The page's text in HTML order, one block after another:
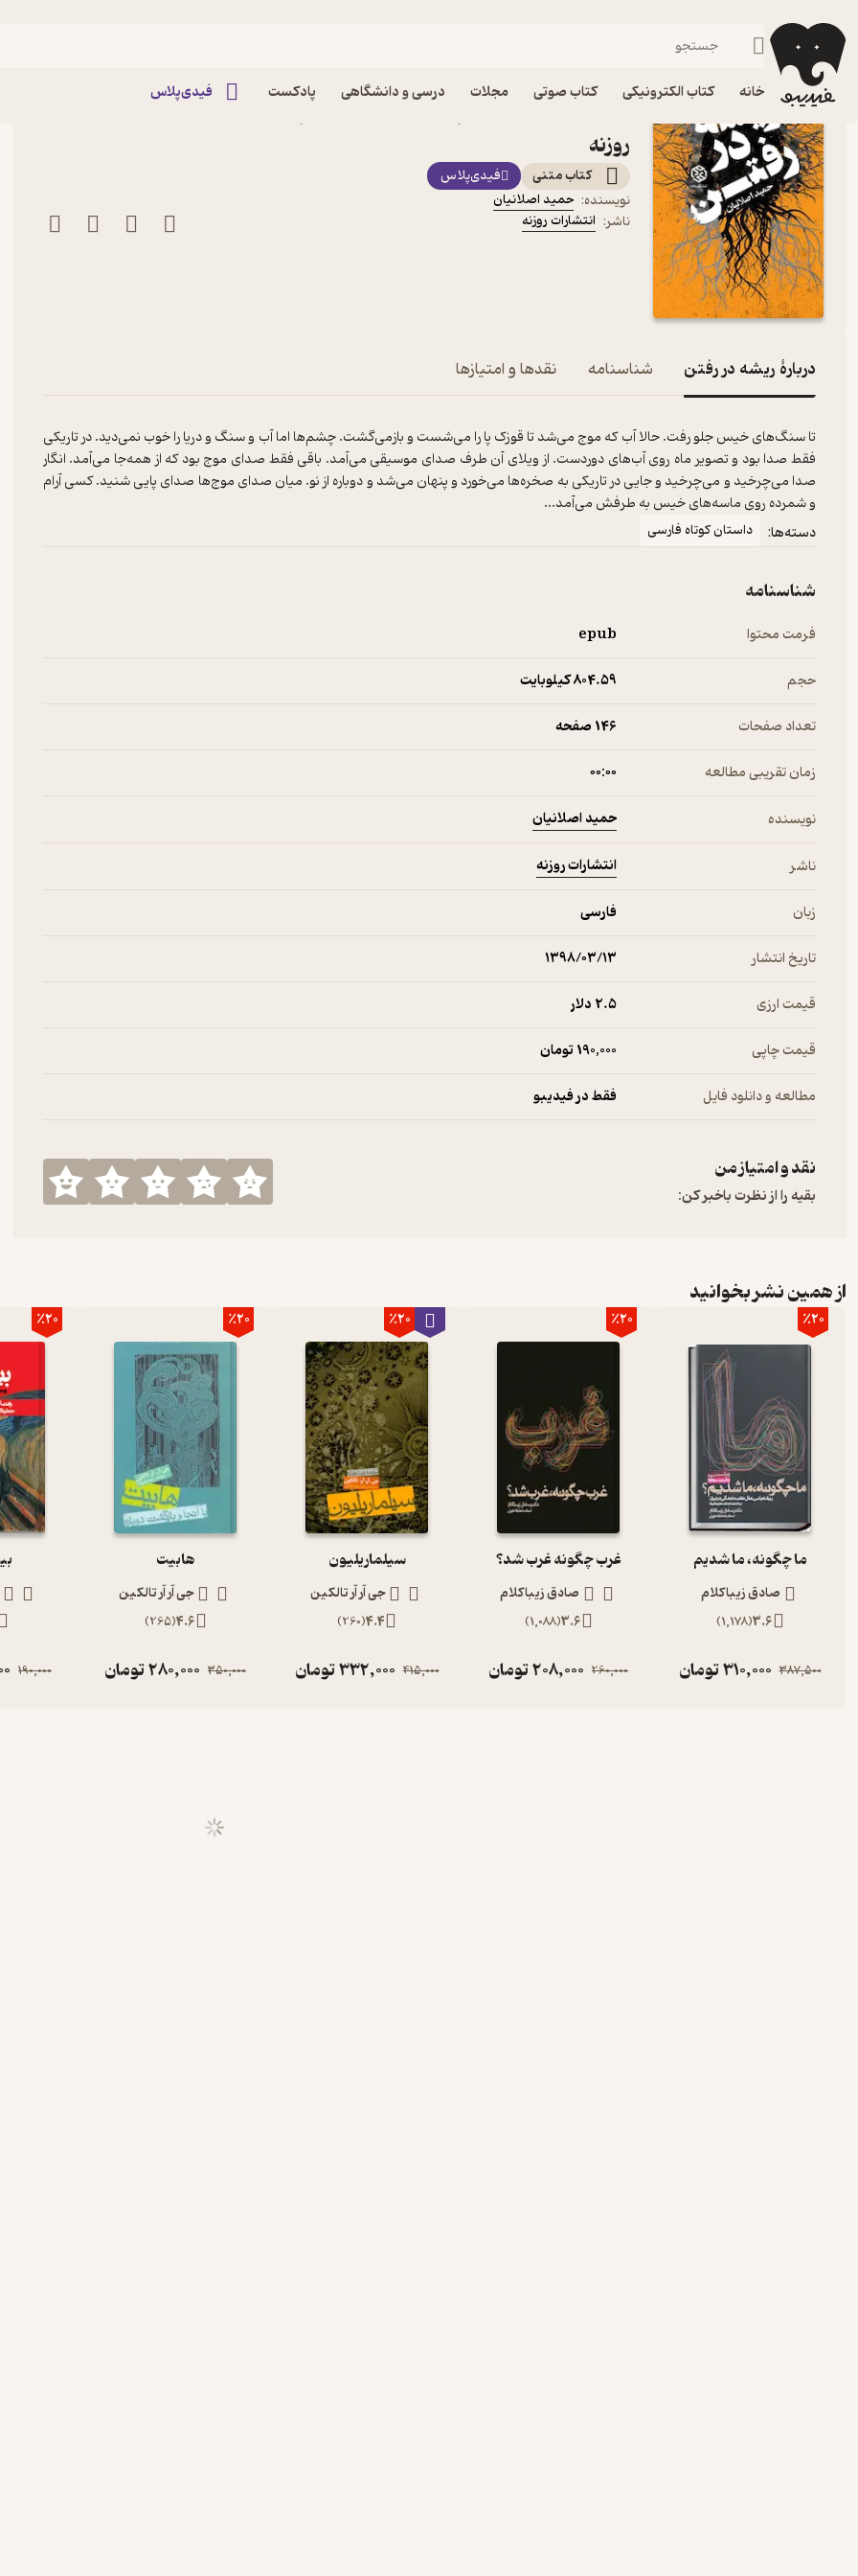
خانه کتاب الکترونیکی کتاب صوتی مجلات درسی و دانشگاهی پادکست فیدی‌پلاس
فیدیبو کتاب الکترونیکی
روزنه
کتاب متنی
فیدی‌پلاس
نویسنده: حمید اصلانیان
ناشر: انتشارات روزنه
دربارۀ ریشه در رفتن شناسنامه نقدها و امتیازها
تا سنگ‌های خیس جلو رفت. حالا آب که موج می‌شد تا قوزک پا را می‌شست و بازمی‌گشت. چشم‌ها اما آب و سنگ و دریا را خوب نمی‌دید. در تاریکی
فقط صدا بود و تصویر ماه روی آب‌های دوردست. از ویلای آن طرف صدای موسیقی می‌آمد. باقی فقط صدای موج بود که از همه‌جا می‌آمد. انگار
صدا می‌چرخید و می‌چرخید و جایی در تاریکی به صخره‌ها می‌خورد و پنهان می‌شد و دوباره از نو. میان صدای موج‌ها صدای پایی شنید. کسی آرام
و شمرده روی ماسه‌های خیس به طرفش می‌آمد...
دسته‌ها: داستان کوتاه فارسی
شناسنامه
فرمت محتوا epub
حجم 804.۵۹ کیلوبایت
تعداد صفحات 146 صفحه
زمان تقریبی مطالعه ۰۰:۰۰
نویسنده حمید اصلانیان
ناشر انتشارات روزنه
زبان فارسی
تاریخ انتشار ۱۳۹۸/۰۳/۱۳
قیمت ارزی 2.۵ دلار
قیمت چاپی 190,000 تومان
مطالعه و دانلود فایل فقط در فیدیبو
نقد و امتیاز من
بقیه را از نظرت باخبر کن:
از همین نشر بخوانید
٪20
ما چگونه، ما شدیم
صادق زیباکلام
3.6
(
1,178
)
387,500
310,000تومان
٪20
غرب چگونه غرب شد؟
صادق زیباکلام
3.6
(
1,088
)
260,000
208,000تومان
٪20
سیلماریلیون
جی آر آر تالکین
4.4
(
260
)
415,000
332,000تومان
٪20
هابیت
جی آر آر تالکین
4.6
(
265
)
350,000
280,000تومان
٪20
190,000